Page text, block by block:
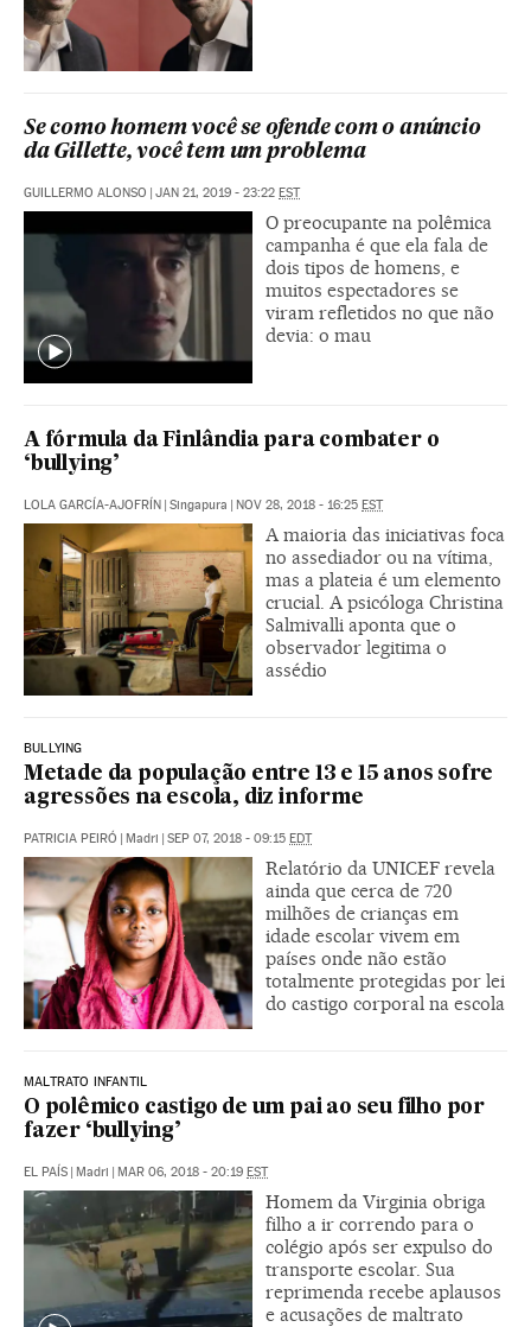
Se como homem você se ofende com o anúncio
da Gillette, você tem um problema
GUILLERMO ALONSO | JAN 21, 2019 - 23:22 EST
O preocupante na polêmica
campanha é que ela fala de
dois tipos de homens, e
muitos espectadores se
viram refletidos no que não
devia: o mau
A fórmula da Finlândia para combater o
‘bullying’
LOLA GARCÍA-AJOFRÍN | Singapura | NOV 28, 2018 - 16:25 EST
A maioria das iniciativas foca
no assediador ou na vítima,
mas a plateia é um elemento
crucial. A psicóloga Christina
Salmivalli aponta que o
observador legitima o
assédio
BULLYING
Metade da população entre 13 e 15 anos sofre
agressões na escola, diz informe
PATRICIA PEIRÓ | Madri | SEP 07, 2018 - 09:15 EDT
Relatório da UNICEF revela
ainda que cerca de 720
milhões de crianças em
idade escolar vivem em
países onde não estão
totalmente protegidas por lei
do castigo corporal na escola
MALTRATO INFANTIL
O polêmico castigo de um pai ao seu filho por
fazer ‘bullying’
EL PAÍS | Madri | MAR 06, 2018 - 20:19 EST
Homem da Virginia obriga
filho a ir correndo para o
colégio após ser expulso do
transporte escolar. Sua
reprimenda recebe aplausos
e acusações de maltrato